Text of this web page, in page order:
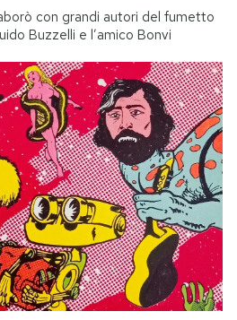
con grandi autori del fumetto
Buzzelli e l’amico Bonvi